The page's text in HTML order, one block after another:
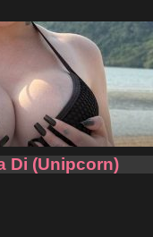
Di (Unipcorn)